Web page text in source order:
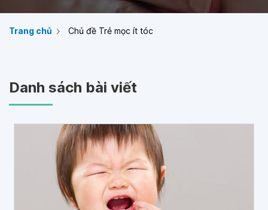
Trang chủ Chủ đề Trẻ mọc ít tóc
Danh sách bài viết